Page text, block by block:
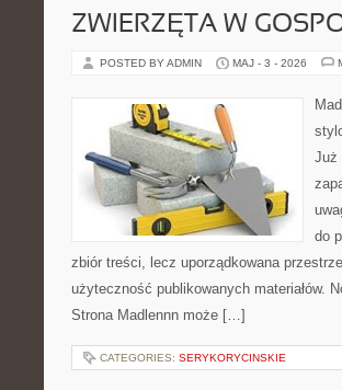
ZWIERZĘTA W
POSTED BY ADMIN MAJ - 3 - 2026
Już
do
zbiór treści, lecz uporządkowana
użyteczność publikowanych materiałów.
Strona Madlennn może […]
CATEGORIES: SERYKORYCINSKIE